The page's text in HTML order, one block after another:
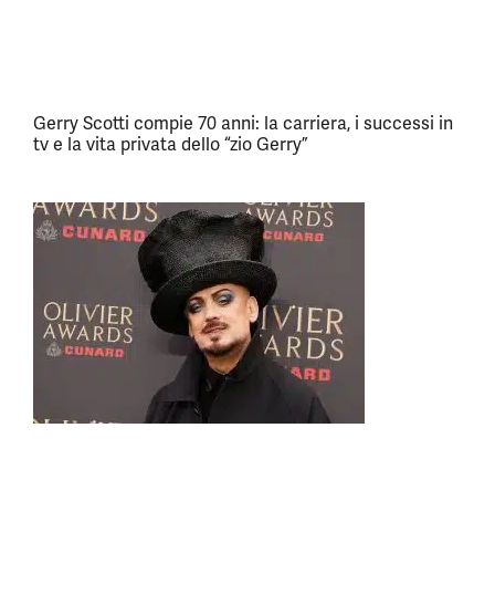
Gerry Scotti compie 70 anni: la carriera, i successi in
tv e la vita privata dello “zio Gerry”